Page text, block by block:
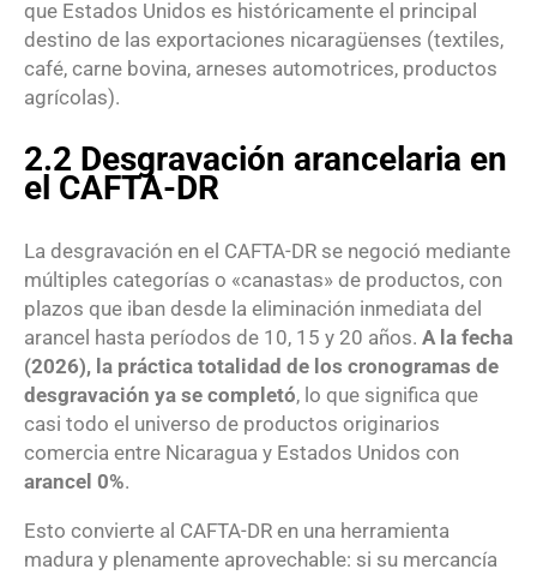
que Estados Unidos es históricamente el principal
destino de las exportaciones nicaragüenses (textiles,
café, carne bovina, arneses automotrices, productos
agrícolas).
2.2 Desgravación arancelaria en
el CAFTA-DR
La desgravación en el CAFTA-DR se negoció mediante
múltiples categorías o «canastas» de productos, con
plazos que iban desde la eliminación inmediata del
arancel hasta períodos de 10, 15 y 20 años. A la fecha
(2026), la práctica totalidad de los cronogramas de
desgravación ya se completó, lo que significa que
casi todo el universo de productos originarios
comercia entre Nicaragua y Estados Unidos con
arancel 0%.
Esto convierte al CAFTA-DR en una herramienta
madura y plenamente aprovechable: si su mercancía